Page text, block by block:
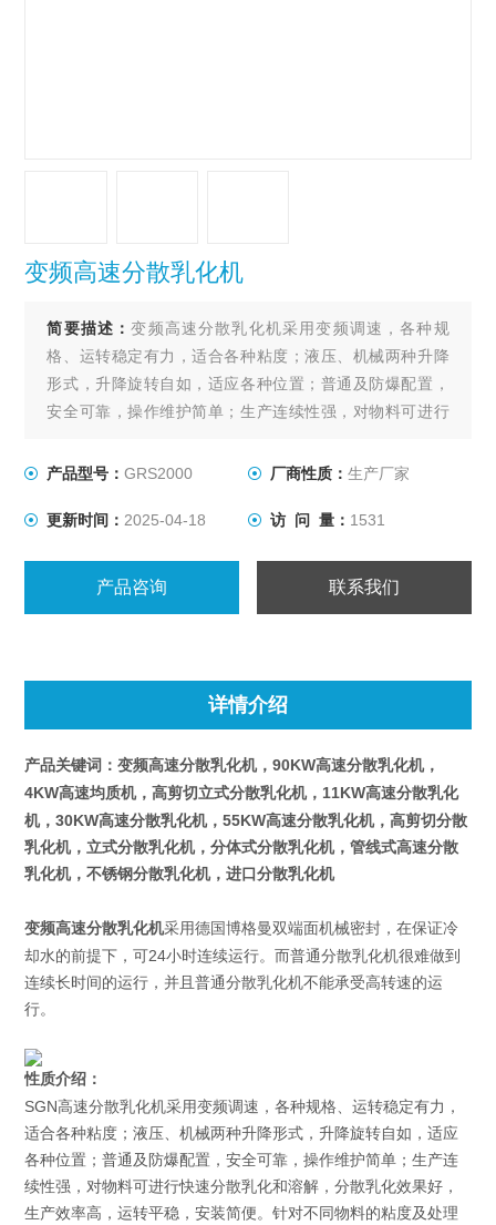
变频高速分散乳化机
简要描述：变频高速分散乳化机采用变频调速，各种规
格、运转稳定有力，适合各种粘度；液压、机械两种升降
形式，升降旋转自如，适应各种位置；普通及防爆配置，
安全可靠，操作维护简单；生产连续性强，对物料可进行
转平稳，安装简便。
产品型号：GRS2000 厂商性质： 生产厂家
更新时间： 2025-04-18 访 问 量： 1531
产品咨询 联系我们
详情介绍
产品关键词：变频高速分散乳化机，90KW高速分散乳化机，
4KW高速均质机，高剪切立式分散乳化机， 11KW高速分散乳化
机，30KW高速分散乳化机，55KW高速分散乳化机，高剪切分散
乳化机，立式分散乳化机，分体式分散乳化机，管线式高速分散
乳化机，不锈钢分散乳化机，进口分散乳化机
变频高速分散乳化机采用德国博格曼双端面机械密封，在保证冷
却水的前提下，可24小时连续运行。而普通分散乳化机很难做到
连续长时间的运行，并且普通分散乳化机不能承受高转速的运
行。
性质介绍：
SGN高速分散乳化机采用变频调速，各种规格、运转稳定有力，
适合各种粘度；液压、机械两种升降形式，升降旋转自如，适应
各种位置；普通及防爆配置，安全可靠，操作维护简单；生产连
续性强，对物料可进行快速分散乳化和溶解，分散乳化效果好，
生产效率高，运转平稳，安装简便。针对不同物料的粘度及处理